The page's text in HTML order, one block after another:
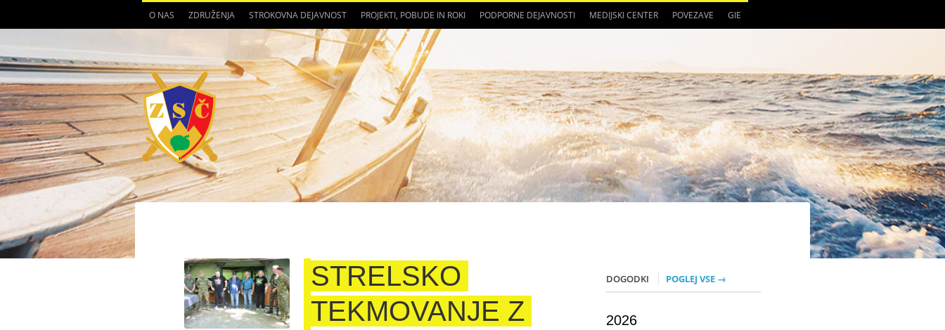
O NAS ZDRUŽENJA STROKOVNA DEJAVNOST PROJEKTI, POBUDE IN ROKI PODPORNE DEJAVNOSTI MEDIJSKI CENTER POVEZAVE GIE
STRELSKO
TEKMOVANJE Z
DOGODKI POGLEJ VSE →
2026